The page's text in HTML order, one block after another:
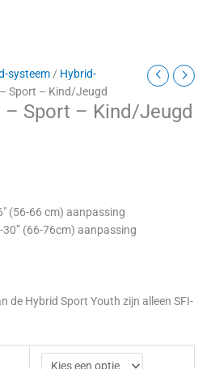
systeem/ Hybrid-
Sport – Kind/Jeugd
– Sport – Kind/Jeugd
(56-66 cm) aanpassing
(66-76cm) aanpassing
de Hybrid Sport Youth zijn alleen SFI-